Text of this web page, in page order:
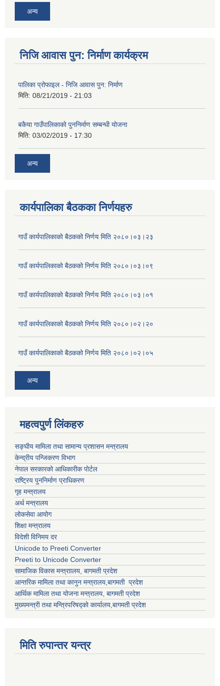
अन्य
निजि आवास पुन: निर्माण कार्यक्रम
पालिका प्रोफाइल - निजि आवास पुन: निर्माण
मिति: 08/21/2019 - 21:03
बकैया गाउँपालिकाको पुननिर्माण सम्बन्धी योजना
मिति: 03/02/2019 - 17:30
अन्य
कार्यपालिका बैठकका निर्णयहरु
गाउँ कार्यपालिकाको बैठकको निर्णय मिति २०८०।०३।२३
गाउँ कार्यपालिकाको बैठकको निर्णय मिति २०८०।०३।०९
गाउँ कार्यपालिकाको बैठकको निर्णय मिति २०८०।०३।०१
गाउँ कार्यपालिकाको बैठकको निर्णय मिति २०८०।०२।२०
गाउँ कार्यपालिकाको बैठकको निर्णय मिति २०८०।०२।०५
अन्य
महत्वपुर्ण लिंकहरु
सङ्घीय मामिला तथा सामान्य प्रशासन मन्त्रालय
केन्द्रीय पन्जिकरण विभाग
नेपाल सरकारको आधिकारीक पोर्टल
राष्ट्रिय पुननिर्माण प्राधिकरण
गृह मन्त्रालय
अर्थ मन्त्रालय
लोकसेवा आयोग
शिक्षा मन्त्रालय
विदेशी विनिमय दर
Unicode to Preeti Converter
Preeti to Unicode Converter
सामाजिक विकास मन्त्राालय, बागमती प्रदेश
आन्तरिक मामिला तथा कानुन मन्त्रालय,बागमती प्रदेश
आर्थिक मामिला तथा योजना मन्त्रालय, बागमती प्रदेश
मुख्यमन्त्री तथा मन्त्रिपरिषद्को कार्यालय,बागमती प्रदेश
मिति रुपान्तर यन्त्र